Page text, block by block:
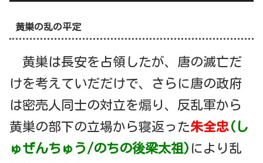
黄巣の乱の平定
黄巣は長安を占領したが、唐の滅亡だ
けを考えていだだけで、さらに唐の政府
は密売人同士の対立を煽り、反乱軍から
黄巣の部下の立場から寝返った朱全忠(し
ゅぜんちゅう/のちの後梁太祖) により乱